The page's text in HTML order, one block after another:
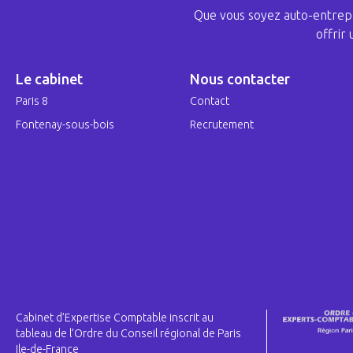
Que vous soyez auto-
offrir
Le cabinet
Paris 8
Fontenay-sous-bois
Nous contacter
Contact
Recrutement
Cabinet d’Expertise Comptable inscrit au
tableau de l’Ordre du Conseil régional de Paris
Ile-de-France